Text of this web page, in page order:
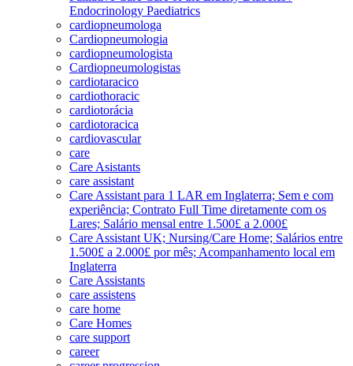
Endocrinology Paediatrics
cardiopneumologa
Cardiopneumologia
cardiopneumologista
Cardiopneumologistas
cardiotaracico
cardiothoracic
cardiotorácia
cardiotoracica
cardiovascular
care
Care Asistants
care assistant
Care Assistant para 1 LAR em Inglaterra; Sem e com
experiência; Contrato Full Time diretamente com os
Lares; Salário mensal entre 1.500£ a 2.000£
Care Assistant UK; Nursing/Care Home; Salários entre
1.500£ a 2.000£ por mês; Acompanhamento local em
Inglaterra
Care Assistants
care assistens
care home
Care Homes
care support
career